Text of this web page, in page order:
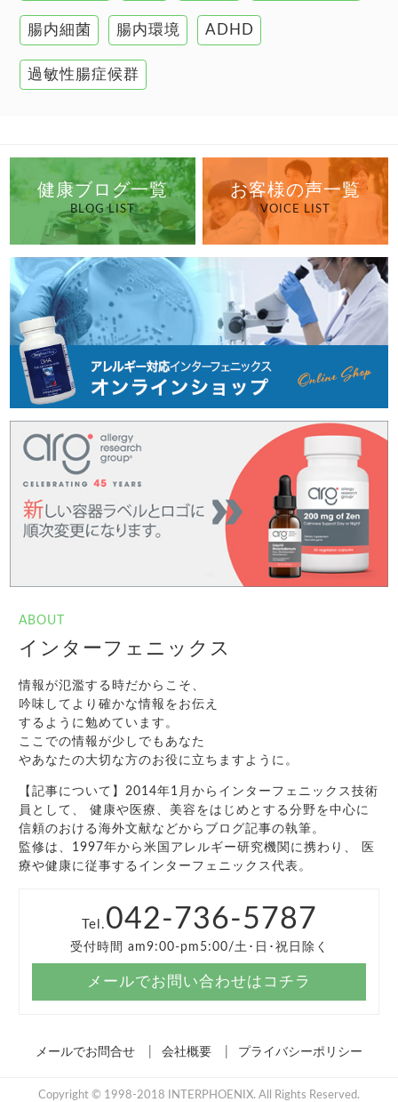
高血圧
腸内細菌 腸内環境 ADHD
過敏性腸症候群
健康ブログ一覧
BLOG LIST
お客様の声一覧
VOICE LIST
ABOUT
インターフェニックス
情報が氾濫する時だからこそ、
吟味してより確かな情報をお伝え
するように勉めています。
ここでの情報が少しでもあなた
やあなたの大切な方のお役に立ちますように。
【記事について】2014年1月からインターフェニックス技術
員として、 健康や医療、美容をはじめとする分野を中心に
信頼のおける海外文献などからブログ記事の執筆。
監修は、1997年から米国アレルギー研究機関に携わり、 医
療や健康に従事するインターフェニックス代表。
Tel. 042-736-5787
受付時間 am9:00-pm5:00/土･日･祝日除く
メールでお問い合わせはコチラ
メールでお問合せ 会社概要 プライバシーポリシー
Copyright © 1998-2018 INTERPHOENIX. All Rights Reserved.